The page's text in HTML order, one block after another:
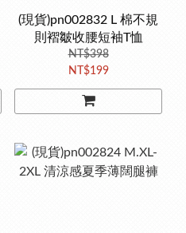
(現貨)pn002832 L 棉不規
則褶皺收腰短袖T恤
NT$398
NT$199